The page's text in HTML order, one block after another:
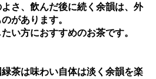
さ、飲んだ後に続く余韻は、外
があります。
い方におすすめのお茶です。
茶は味わい自体は淡く余韻を楽